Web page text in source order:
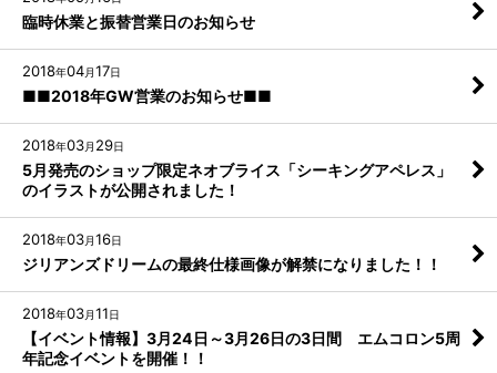
臨時休業と振替営業日のお知らせ
2018年04月17日
■■2018年GW営業のお知らせ■■
2018年03月 29日
5月発売のショップ限定ネオブライス「シーキングアペレス」
のイラストが公開されました！
2018年03月16日
ジリアンズドリームの最終仕様画像が解禁になりました！！
2018年03月11日
【イベント情報】3月24日～3月26日の3日間 エムコロン5周
年記念イベントを開催！！